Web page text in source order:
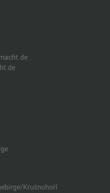
Krušnohoří